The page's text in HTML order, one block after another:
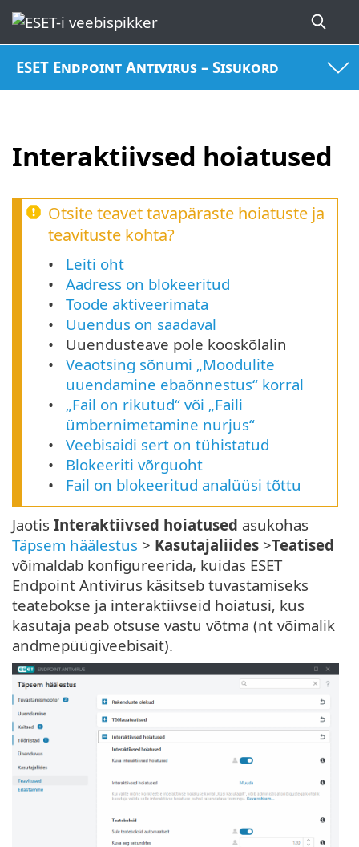
ESET Endpoint Antivirus – Sisukord
Interaktiivsed hoiatused
Otsite teavet tavapäraste hoiatuste ja
teavituste kohta?
Leiti oht
Aadress on blokeeritud
Toode aktiveerimata
Uuendus on saadaval
Uuendusteave pole kooskõlalin
Veaotsing sõnumi „Moodulite
uuendamine ebaõnnestus“ korral
„Fail on rikutud“ või „Faili
ümbernimetamine nurjus“
Veebisaidi sert on tühistatud
Blokeeriti võrguoht
Fail on blokeeritud analüüsi tõttu
Jaotis Interaktiivsed hoiatused asukohas
Täpsem häälestus > Kasutajaliides >Teatised
võimaldab konfigureerida, kuidas ESET
Endpoint Antivirus käsitseb tuvastamiseks
teatebokse ja interaktiivseid hoiatusi, kus
kasutaja peab otsuse vastu võtma (nt võimalik
andmepüügiveebisait).